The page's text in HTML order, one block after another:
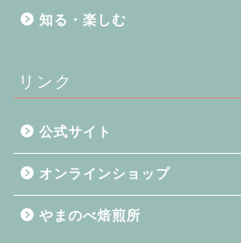
知る・楽しむ
リンク
公式サイト
オンラインショップ
やまのべ焙煎所